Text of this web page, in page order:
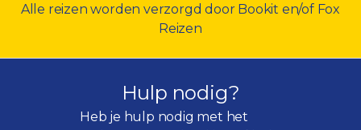
Alle reizen worden verzorgd door Bookit en/of Fox
Reizen
Hulp nodig?
Heb je hulp nodig met het